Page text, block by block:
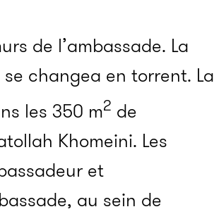
de l’ambassade. La
changea en torrent. La
les 350 m2 de
Khomeini. Les
et
au sein de